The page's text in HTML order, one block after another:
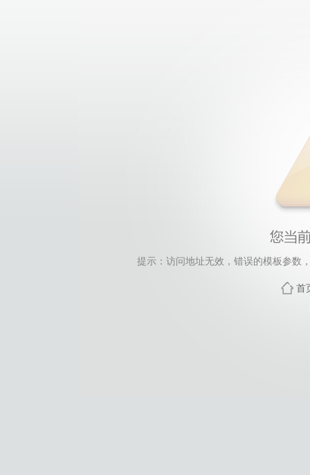
提示：访问地址无效，错误的模板参数
首